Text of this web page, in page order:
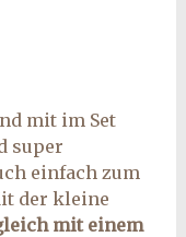
mit im Set
super
einfach zum
der kleine
mit einem